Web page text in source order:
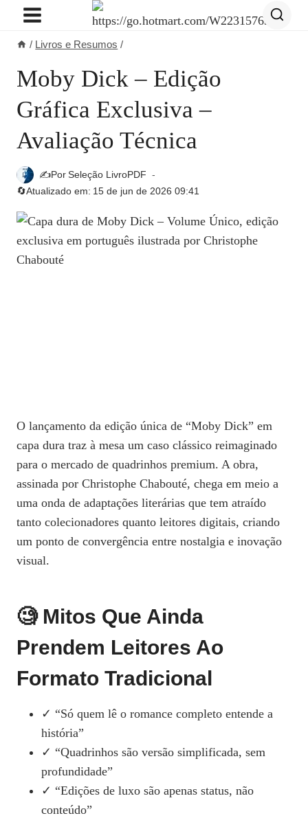
Pular
/ Livros e Resumos /
Moby Dick – Edição
Gráfica Exclusiva –
Avaliação Técnica
✍️PorSeleção LivroPDF
🔄Atualizado em: 15 de jun de 2026 09:41
O lançamento da edição única de “Moby Dick” em
capa dura traz à mesa um caso clássico reimaginado
para o mercado de quadrinhos premium. A obra,
assinada por Christophe Chabouté, chega em meio a
uma onda de adaptações literárias que tem atraído
tanto colecionadores quanto leitores digitais, criando
um ponto de convergência entre nostalgia e inovação
visual.
🧐 Mitos Que Ainda
Prendem Leitores Ao
Formato Tradicional
✓ “Só quem lê o romance completo entende a
história”
✓ “Quadrinhos são versão simplificada, sem
profundidade”
✓ “Edições de luxo são apenas status, não
conteúdo”